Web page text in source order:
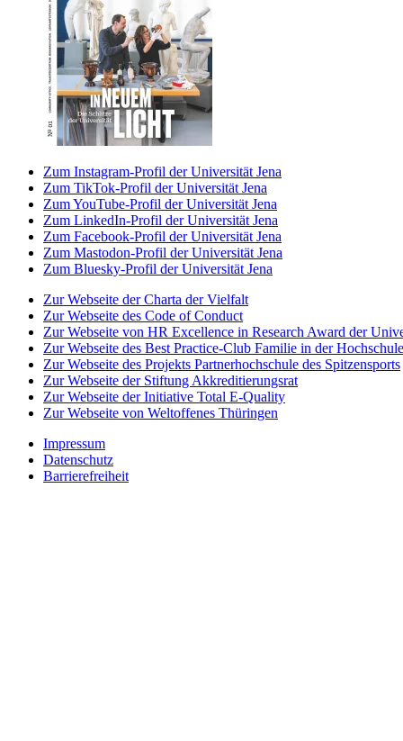
Zum Instagram-Profil der Universität Jena
Zum TikTok-Profil der Universität Jena
Zum YouTube-Profil der Universität Jena
Zum LinkedIn-Profil der Universität Jena
Zum Facebook-Profil der Universität Jena
Zum Mastodon-Profil der Universität Jena
Zum Bluesky-Profil der Universität Jena
Zur Webseite der Charta der Vielfalt
Zur Webseite des Code of Conduct
Zur Webseite von HR Excellence in Research Award der
Zur Webseite des Best Practice-Club Familie in der Hochschule
Zur Webseite des Projekts Partnerhochschule des Spitzensports
Zur Webseite der Stiftung Akkreditierungsrat
Zur Webseite der Initiative Total E-Quality
Zur Webseite von Weltoffenes Thüringen
Impressum
Datenschutz
Barrierefreiheit